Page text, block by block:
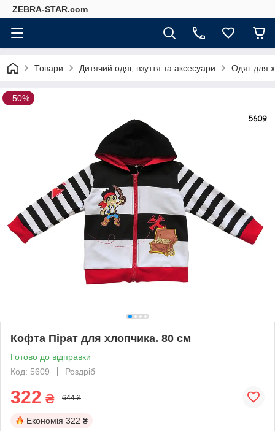
ZEBRA-STAR.com
Товари Дитячий одяг, взуття та аксесуари Одяг для
–50%
Кофта Пірат для хлопчика. 80 см
Готово до відправки
Код: 5609
Роздріб
322 ₴ 644 ₴
Економія 322 ₴